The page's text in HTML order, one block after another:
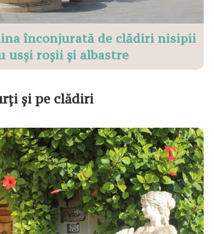
înconjurată de clădiri nisipii
usși roșii și albastre
și pe clădiri